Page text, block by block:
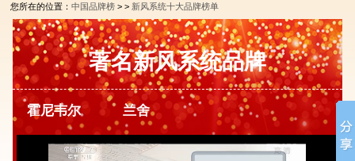
您所在的位置： 中国品牌榜 > > 新风系统十大品牌榜单
著名新风系统品牌
霍尼韦尔 兰舍